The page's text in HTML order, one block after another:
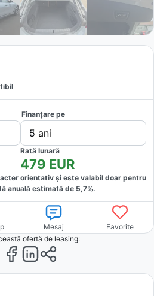
Finanțare pe
5 ani
Rată lunară
479 EUR
orientativ și este valabil doar pentru
anuală estimată de 5,7%.
Mesaj
Favorite
ofertă de leasing: